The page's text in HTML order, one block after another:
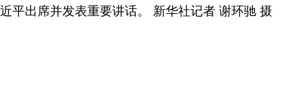
平出席并发表重要讲话。 新华社记者 谢环驰 摄